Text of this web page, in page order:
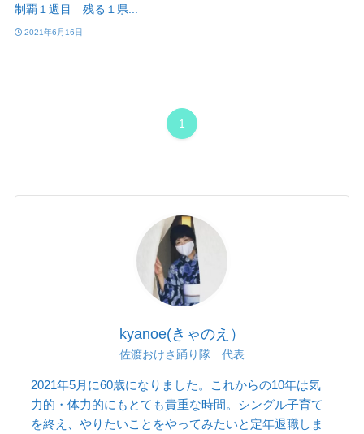
制覇１週目 残る１県...
2021年6月16日
1
kyanoe(きゃのえ）
佐渡おけさ踊り隊 代表
2021年5月に60歳になりました。これからの10年は気
力的・体力的にもとても貴重な時間。シングル子育て
を終え、やりたいことをやってみたいと定年退職しま